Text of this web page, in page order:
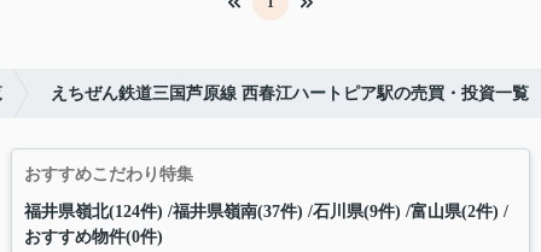
えちぜん鉄道三国芦原線 西春江ハートピア駅の売買・投資一覧
おすすめこだわり特集
福井県嶺北(124件) 福井県嶺南(37件) 石川県(9件) 富山県(2件)
おすすめ物件(0件)